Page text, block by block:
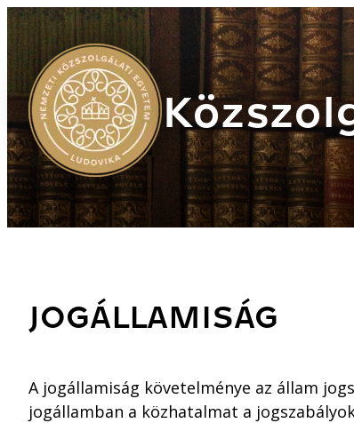
JOGÁLLAMISÁG
A jogállamiság követelménye az állam
jogállamban a közhatalmat a